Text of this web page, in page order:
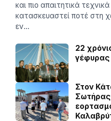
και πιο απαιτητικά
κατασκευαστεί ποτέ στη
εν…
22
γέφυρας
Στον